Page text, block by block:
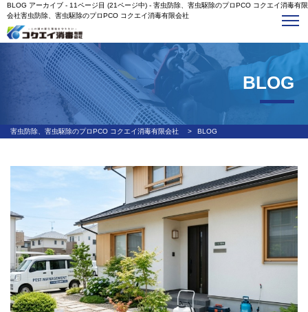
BLOG アーカイブ - 11ページ目 (21ページ中) - 害虫防除、害虫駆除のプロPCO コクエイ消毒有限
会社害虫防除、害虫駆除のプロPCO コクエイ消毒有限会社
BLOG
害虫防除、害虫駆除のプロPCO コクエイ消毒有限会社 > BLOG